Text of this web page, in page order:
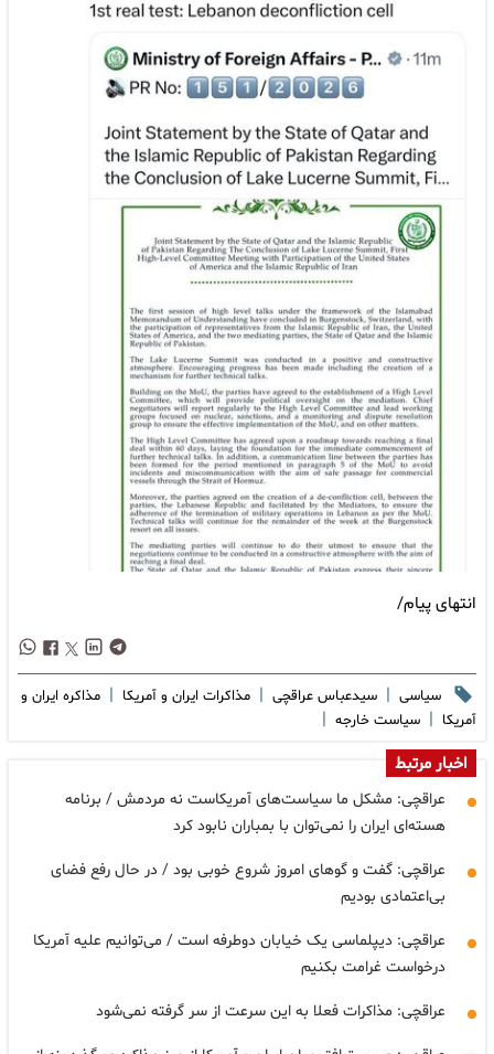
انتهای پیام/
سیاسی | سیدعباس عراقچی | مذاکرات ایران و آمریکا | مذاکره ایران و
آمریکا | سیاست خارجه |
اخبار مرتبط
عراقچی: مشکل ما سیاست‌های آمریکاست نه مردمش / برنامه
هسته‌ای ایران را نمی‌توان با بمباران نابود کرد
عراقچی: گفت و گوهای امروز شروع خوبی بود / در حال رفع فضای
بی‌اعتمادی بودیم
عراقچی: دیپلماسی یک خیابان دوطرفه است / می‌توانیم علیه آمریکا
درخواست غرامت بکنیم
عراقچی: مذاکرات فعلا به این سرعت از سر گرفته نمی‌شود